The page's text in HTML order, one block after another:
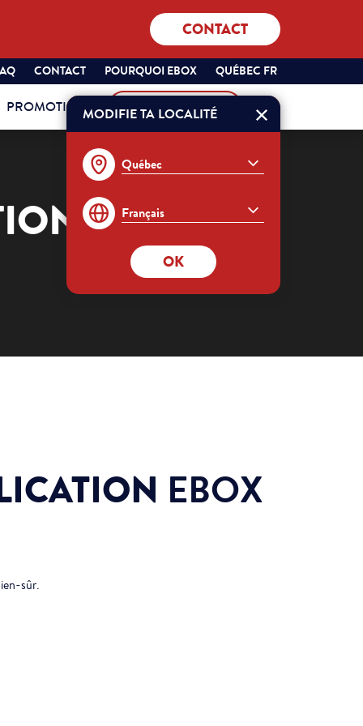
CONTACT
CONTACT POURQUOI EBOX
SÉLECTIONNEZ
VOTRE
PROVINCE
ET
LANGUE
QUÉBEC
FRANÇAIS
QUÉBEC FR
MODIFIE TA LOCALITÉ
OK
PROMOTIONS MON COMPTE Commander
EBOX TV
EBOX
sûr.